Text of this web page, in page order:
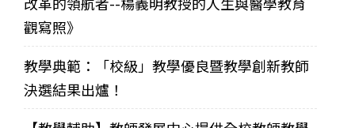
觀寫照》
教學典範：「校級」教學優良暨教學創新教師
決選結果出爐！